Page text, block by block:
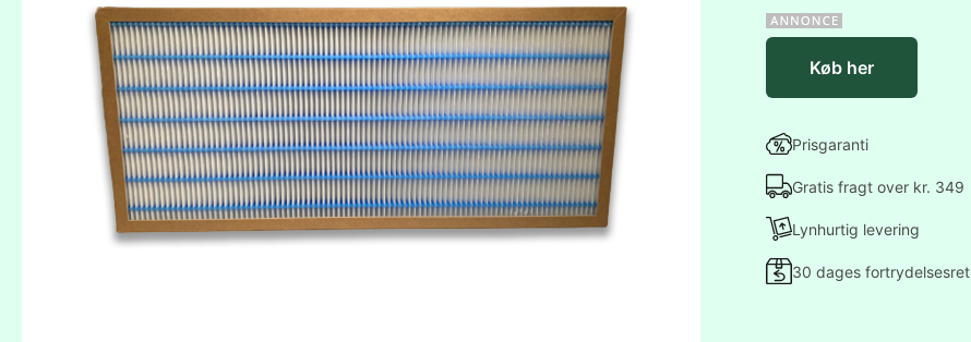
Køb her
Prisgaranti
Gratis fragt over kr. 349
Lynhurtig levering
30 dages fortrydelsesret